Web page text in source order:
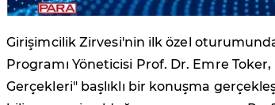
Girişimcilik Zirvesi'nin ilk özel
Programı Yöneticisi Prof. Dr. Emre
Gerçekleri" başlıklı bir konuşma